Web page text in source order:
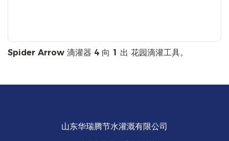
Spider Arrow 滴灌器 4 向 1 出 花园滴灌工具。
山东华瑞腾节水灌溉有限公司